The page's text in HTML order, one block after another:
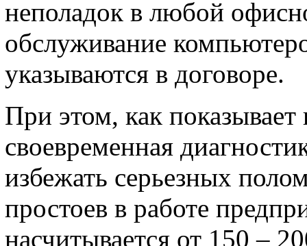
неполадок в любой
обслуживание
указываются в договоре.
При этом, как
своевременная
избежать серьезных
простоев в работе
насчитывается от 150 –